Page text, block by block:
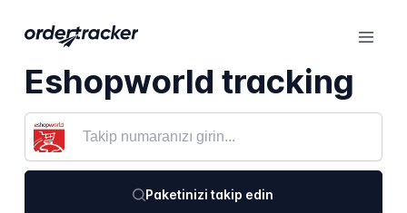
Eshopworld tracking
Paketinizi takip edin